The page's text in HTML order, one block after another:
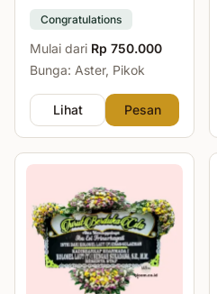
Congratulations
Mulai dari Rp 750.000
Bunga: Aster, Pikok
Lihat Pesan